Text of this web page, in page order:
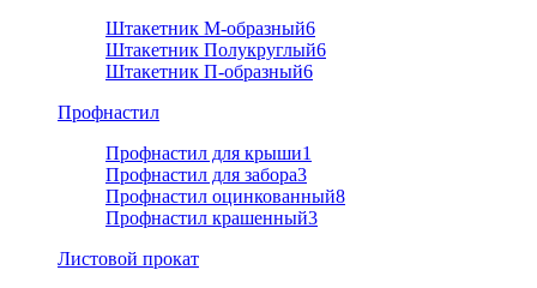
Штакетник М-образный6
Штакетник Полукруглый6
Штакетник П-образный6
Профнастил
Профнастил для крыши1
Профнастил для забора3
Профнастил оцинкованный8
Профнастил крашенный3
Листовой прокат